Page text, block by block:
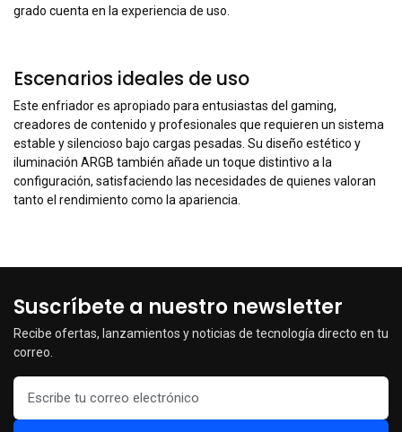
grado cuenta en la experiencia de uso.
Escenarios ideales de uso
Este enfriador es apropiado para entusiastas del gaming,
creadores de contenido y profesionales que requieren un sistema
estable y silencioso bajo cargas pesadas. Su diseño estético y
iluminación ARGB también añade un toque distintivo a la
configuración, satisfaciendo las necesidades de quienes valoran
tanto el rendimiento como la apariencia.
Suscríbete a nuestro newsletter
Recibe ofertas, lanzamientos y noticias de tecnología directo en tu
correo.